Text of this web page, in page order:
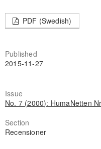
PDF (Swedish)
Published
2015-11-27
Issue
No. 7 (2000): HumaNetten
Section
Recensioner